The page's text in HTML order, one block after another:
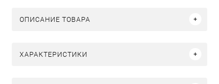
ОПИСАНИЕ ТОВАРА
ХАРАКТЕРИСТИКИ